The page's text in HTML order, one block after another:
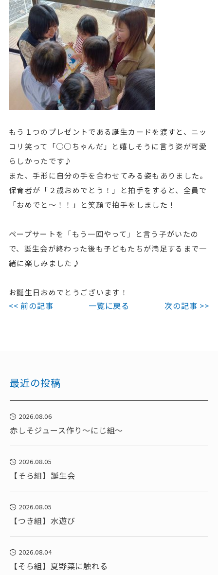
もう１つのプレゼントである誕生カードを渡すと、ニッ
コリ笑って「○○ちゃんだ」と嬉しそうに言う姿が可愛
らしかったです♪
また、手形に自分の手を合わせてみる姿もありました。
保育者が「２歳おめでとう！」と拍手をすると、全員で
「おめでと～！！」と笑顔で拍手をしました！
ペープサートを「もう一回やって」と言う子がいたの
で、誕生会が終わった後も子どもたちが満足するまで一
緒に楽しみました♪
お誕生日おめでとうございます！
<< 前の記事 一覧に戻る 次の記事 >>
最近の投稿
2026.08.06
赤しそジュース作り～にじ組～
2026.08.05
【そら組】誕生会
2026.08.05
【つき組】水遊び
2026.08.04
【そら組】夏野菜に触れる